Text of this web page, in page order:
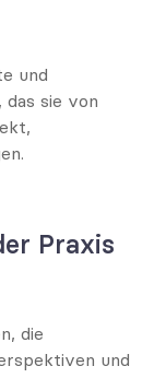
und
sie von
Praxis
die
und